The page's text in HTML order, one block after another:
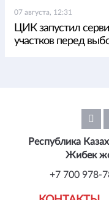
07 августа, 12:31
ЦИК запустил
участков перед
Республика
Жибек
+7 700 978-